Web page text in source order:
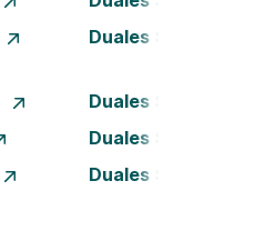
Duales Studium
Duales Studium
Duales Studium
Duales Studium